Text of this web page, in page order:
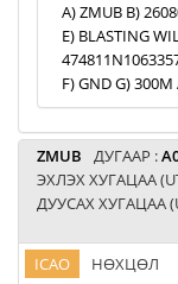
A) ZMUB B)
E) BLASTING
F) GND G) 300M
ZMUB ДУГААР :
ЭХЛЭХ ХУГАЦАА
ДУУСАХ ХУГАЦАА
ICAO НӨХЦӨЛ